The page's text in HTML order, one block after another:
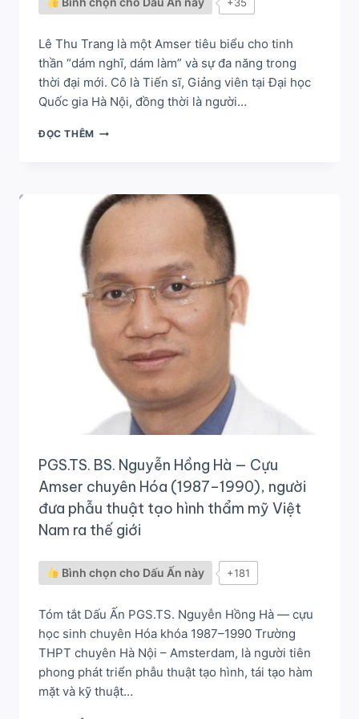
Lê Thu Trang là một Amser tiêu biểu cho tinh
thần “dám nghĩ, dám làm” và sự đa năng trong
thời đại mới. Cô là Tiến sĩ, Giảng viên tại Đại học
Quốc gia Hà Nội, đồng thời là người…
ĐỌC THÊMGIẢNG
NHẤT
VIỆT
NAM
PGS.TS. BS. Nguyễn Hồng Hà — Cựu
Amser chuyên Hóa (1987–1990), người
đưa phẫu thuật tạo hình thẩm mỹ Việt
Nam ra thế giới
Bình chọn cho Dấu Ấn này +181
Tóm tắt Dấu Ấn PGS.TS. Nguyễn Hồng Hà — cựu
học sinh chuyên Hóa khóa 1987–1990 Trường
THPT chuyên Hà Nội – Amsterdam, là người tiên
phong phát triển phẫu thuật tạo hình, tái tạo hàm
mặt và kỹ thuật…